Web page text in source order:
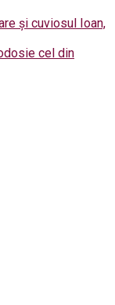
și cuviosul Ioan,
cel din